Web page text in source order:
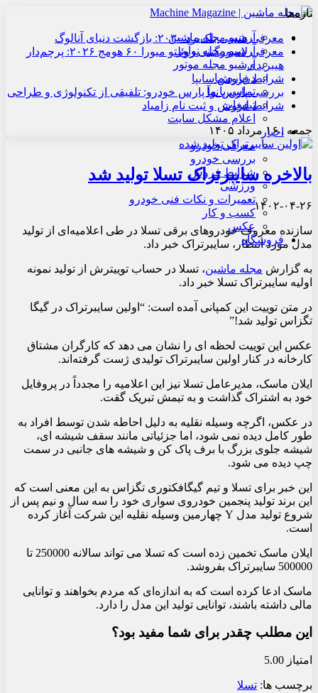
آرشیو مجله ماشین
آرشیو مجله نوآور
آرشیو مجله موتور
درباره ما
تماس با ما
تبلیغات
اعلام مشکل سایت
اخبار
معرفی خودرو
بررسی خودرو
شرایط فروش
ورزشی
تعمیرات و نکات فنی خودرو
کسب و کار
عکس
فروشگاه
تازه‌ها
معرفی هنسی بلک‌برد ۲۰۳۰: بازگشت دنیای آنالوگ
معرفی لامبورگینی روئلتو میورا ۶۰ هومج ۲۰۲۶: پرچم‌دار
هیبریدی
شرایط فروش سایپا
بررسی پارس نوآ پارس خودرو: تلفیقی از تکنولوژی و طراحی
شرایط فروش و ثبت نام زامیاد
جمعه , ۱۶ مرداد ۱۴۰۵
بالاخره سایبرتراک تسلا تولید شد
۱۴۰۲-۰۴-۲۶
سازنده معروف خودروهای برقی تسلا در طی اعلامیه‌ای از تولید
مدل مورد انتظار، سایبرتراک خبر داد.
به گزارش مجله ماشین، تسلا در حساب توییترش از تولید نمونه
اولیه سایبرتراک تسلا خبر داد.
در متن توییت این کمپانی آمده است: “اولین سایبرتراک در گیگا
تگزاس تولید شد!”
عکس این توییت لحظه ای را نشان می دهد که کارگران مشتاق
کارخانه در کنار اولین سایبرتراک تولیدی ژست گرفته‌اند.
ایلان ماسک، مدیرعامل تسلا نیز این اعلامیه را مجدداً در پروفایل
خود به اشتراک گذاشت و به تیمش تبریک گقت.
در عکس، اگرچه وسیله نقلیه به دلیل احاطه شدن توسط افراد به
طور کامل دیده نمی شود، اما جزئیاتی مانند سقف شیشه ای،
شیشه جلوی بزرگ با برف پاک کن و شیشه های جانبی در سمت
چپ دیده می شود.
این خبر برای تسلا و تیم گیگافکتوری تگزاس به این معنی است که
این برند تولید پنجمین خودروی سواری خود را سه سال و نیم پس از
شروع تولید مدل Y چهارمین وسیله نقلیه این شرکت آغاز کرده
است.
ایلان ماسک تخمین زده است که تسلا می تواند سالانه 250000 تا
500000 سایبرتراک بفروشد.
ماسک ادعا کرده است که به اندازه‌ای که مردم بخواهند و توانایی
مالی داشته باشند، توانایی تولید این مدل را دارد.
این مطلب چقدر برای شما مفید بود؟
امتیاز 5.00
برچسب ها: تسلا